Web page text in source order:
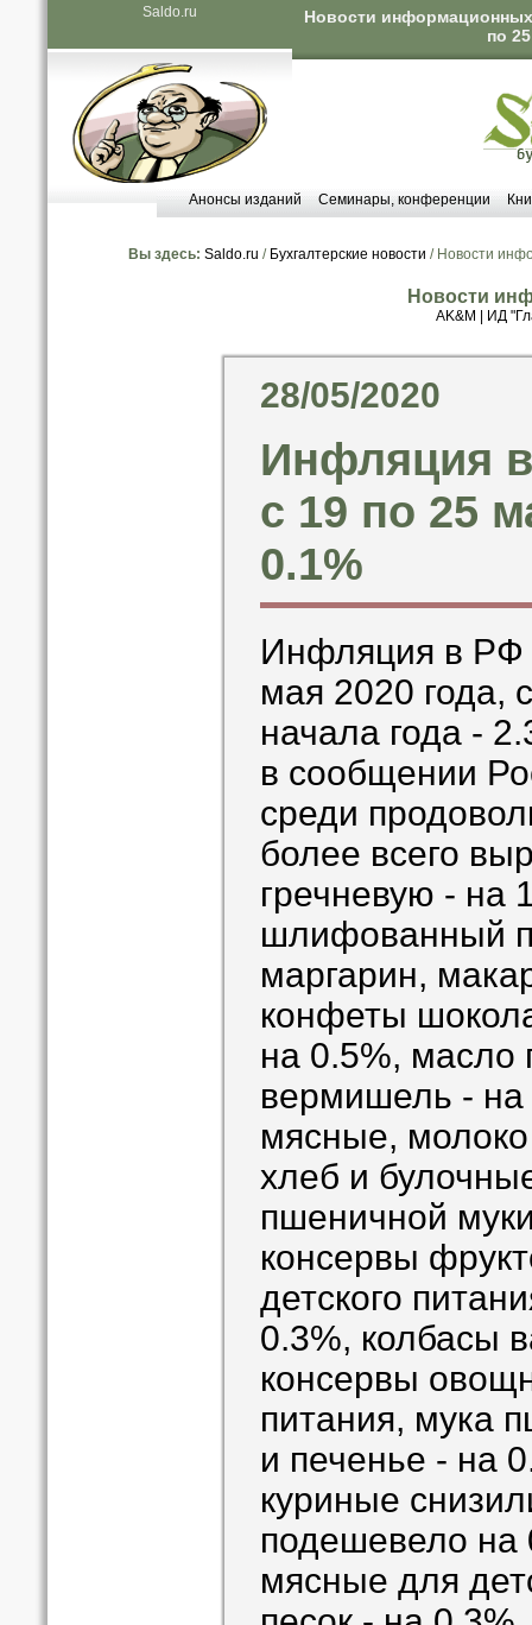
Saldo.ru
Новости
по
Анонсы изданий Семинары, конференции
Вы здесь: Saldo.ru / Бухгалтерские новости / Новости
Новости
AK&M ИД
28/05/2020
Инфляция
с 19 по 25
0.1%
Инфляция в РФ
мая 2020 года,
начала года -
в сообщении
среди
более всего
гречневую - на
шлифованный
маргарин,
конфеты
на 0.5%, масло
вермишель - на
мясные,
хлеб и
пшеничной
консервы
детского
0.3%, колбасы
консервы
питания, мука
и печенье - на
куриные
подешевело на
мясные для